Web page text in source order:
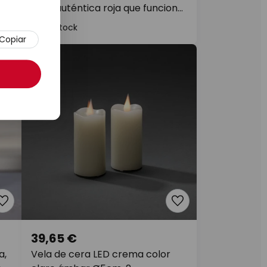
cera auténtica roja que funciona
con pilas
En stock
Vela de cera LED crema color
39,65 €